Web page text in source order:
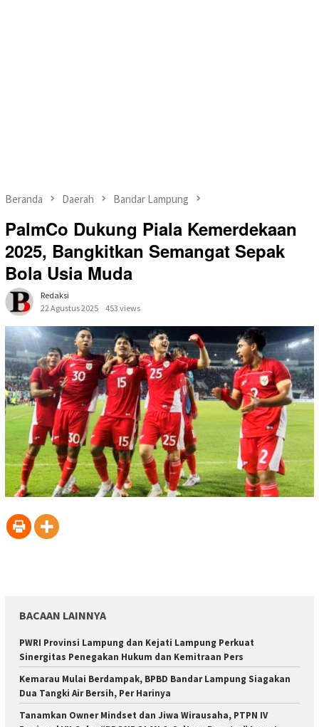
Beranda Daerah Bandar Lampung
PalmCo Dukung Piala Kemerdekaan
2025, Bangkitkan Semangat Sepak
Bola Usia Muda
Redaksi
22 Agustus 2025
453 views
BACAAN LAINNYA
PWRI Provinsi Lampung dan Kejati Lampung Perkuat
Sinergitas Penegakan Hukum dan Kemitraan Pers
Kemarau Mulai Berdampak, BPBD Bandar Lampung Siagakan
Dua Tangki Air Bersih, Per Harinya
Tanamkan Owner Mindset dan Jiwa Wirausaha, PTPN IV